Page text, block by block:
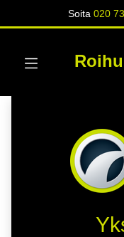
Soita020